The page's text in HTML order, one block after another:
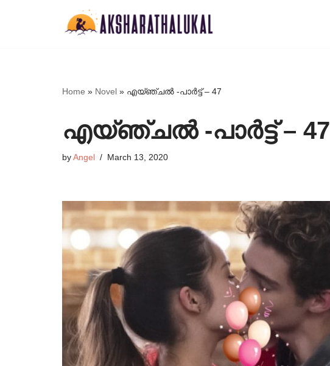
Home » Novel » എയ്ഞ്ചൽ -പാർട്ട് – 47
എയ്ഞ്ചൽ -പാർട്ട് – 47
byAngel March 13, 2020